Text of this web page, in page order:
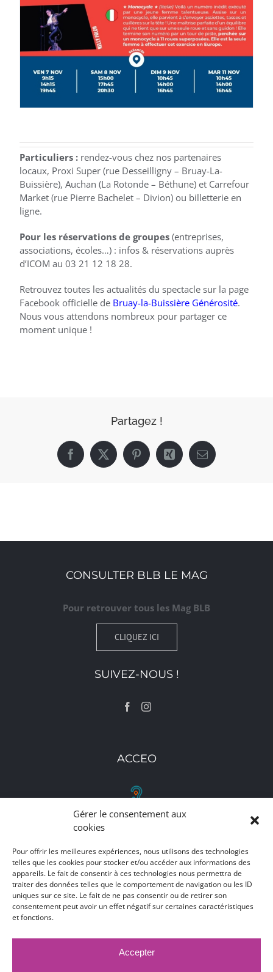
Gérer le consentement aux
cookies
Pour offrir les meilleures expériences, nous utilisons des technologies
telles que les cookies pour stocker et/ou accéder aux informations des
appareils. Le fait de consentir à ces technologies nous permettra de
traiter des données telles que le comportement de navigation ou les ID
uniques sur ce site. Le fait de ne pas consentir ou de retirer son
consentement peut avoir un effet négatif sur certaines caractéristiques
et fonctions.
Accepter
Particuliers : rendez-vous chez nos partenaires
locaux, Proxi Super (rue Desseilligny – Bruay-La-
Buissière), Auchan (La Rotonde – Béthune) et Carrefour
Market (rue Pierre Bachelet – Divion) ou billetterie en
ligne.
Pour les réservations de groupes (entreprises,
associations, écoles…) : infos & réservations auprès
d’ICOM au 03 21 12 18 28.
Retrouvez toutes les actualités du spectacle sur la page
Facebook officielle de Bruay-la-Buissière Générosité.
Nous vous attendons nombreux pour partager ce
moment unique !
Partagez !
Facebook
X PinterestXing Email
CONSULTER BLB LE MAG
Pour retrouver tous les Mag BLB
CLIQUEZ ICI
SUIVEZ-NOUS !
ACCEO
RETROUVEZ-NOUS
Toutes nos adresses, coordonnées et horaires
d'ouverture
CLIQUEZ ICI